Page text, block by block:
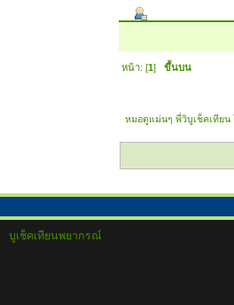
หน้า: [1] ขึ้นบน
หมอดูแม่นๆ พี่วิบูเช็คเทียน
บูเช็คเทียนพยากรณ์